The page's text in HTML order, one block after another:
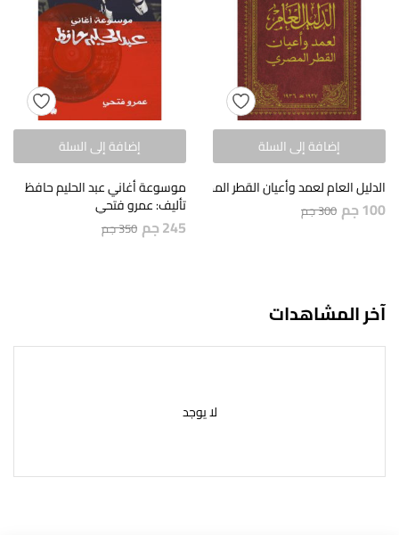
إضافة إلى السلة
الدليل العام لعمد وأعيان القطر المصري
100جم 300جم
إضافة إلى السلة
موسوعة أغاني عبد الحليم حافظ
تأليف: عمرو فتحي
245جم 350جم
آخر المشاهدات
لا يوجد